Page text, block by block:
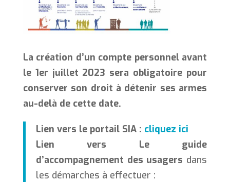
La création d’un compte personnel avant
le 1er juillet 2023 sera obligatoire pour
conserver son droit à détenir ses armes
au-delà de cette date.
Lien vers le portail SIA : cliquez ici
Lien vers Le guide
d’accompagnement des usagers dans
les démarches à effectuer :